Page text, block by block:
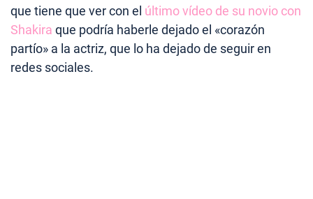
que tiene que ver con el último vídeo de su novio con
Shakira que podría haberle dejado el «corazón
partío» a la actriz, que lo ha dejado de seguir en
redes sociales.